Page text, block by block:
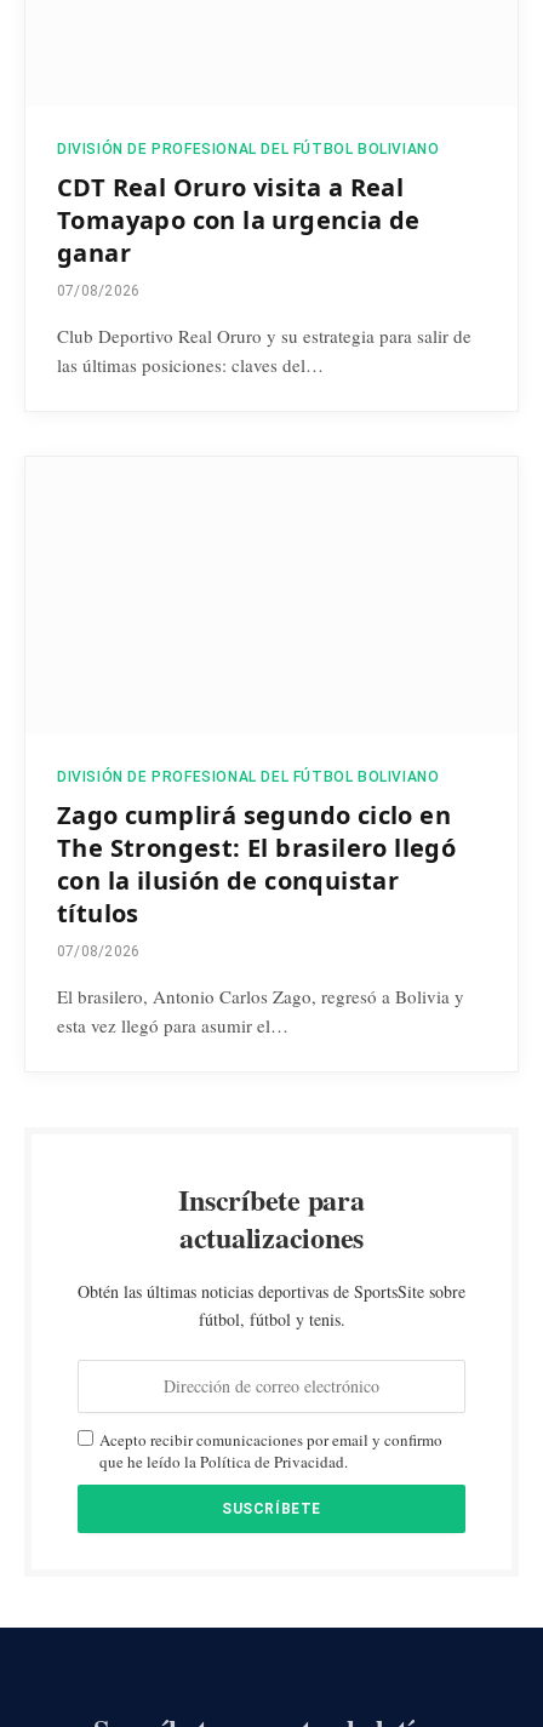
DIVISIÓN DE PROFESIONAL DEL FÚTBOL BOLIVIANO
CDT Real Oruro visita a Real
Tomayapo con la urgencia de
ganar
07/08/2026
Club Deportivo Real Oruro y su estrategia para salir de
las últimas posiciones: claves del…
DIVISIÓN DE PROFESIONAL DEL FÚTBOL BOLIVIANO
Zago cumplirá segundo ciclo en
The Strongest: El brasilero llegó
con la ilusión de conquistar
títulos
07/08/2026
El brasilero, Antonio Carlos Zago, regresó a Bolivia y
esta vez llegó para asumir el…
Inscríbete para
actualizaciones
Obtén las últimas noticias deportivas de SportsSite sobre
fútbol, fútbol y tenis.
Acepto recibir comunicaciones por email y confirmo
que he leído la Política de Privacidad.